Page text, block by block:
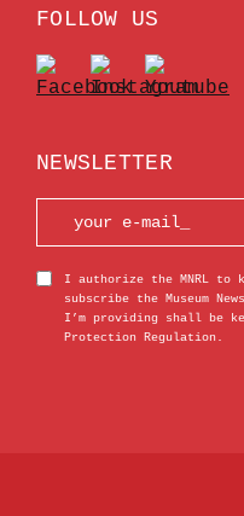
FOLLOW US
NEWSLETTER
I authorize the MNRL to
subscribe the Museum
I’m providing shall be
Protection Regulation.